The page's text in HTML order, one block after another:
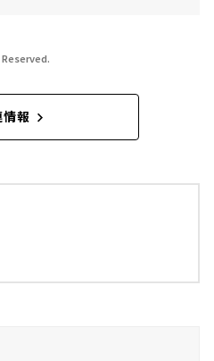
情報